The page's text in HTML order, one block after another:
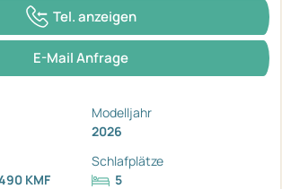
Tel. anzeigen
E-Mail Anfrage
Modelljahr
2026
KMF
Schlafplätze
5